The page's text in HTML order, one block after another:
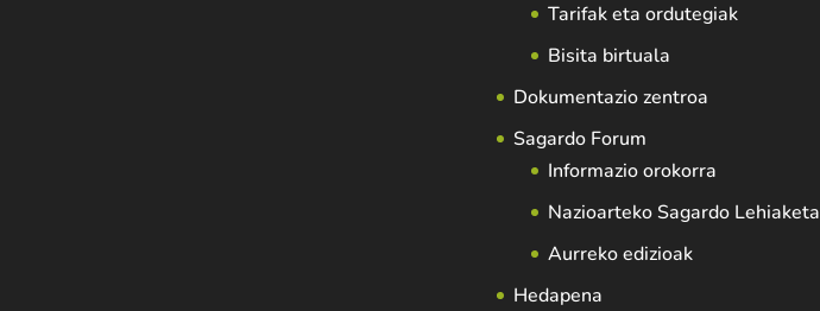
Tarifak eta ordutegiak
Bisita birtuala
Dokumentazio zentroa
Sagardo Forum
Informazio orokorra
Nazioarteko Sagardo Lehiaketa
Aurreko edizioak
Hedapena